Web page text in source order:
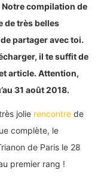
Notre compilation de
de très belles
partager avec toi.
il te suffit de
article. Attention,
31 août 2018.
jolie rencontre de
complète, le
de Paris le 28
premier rang !